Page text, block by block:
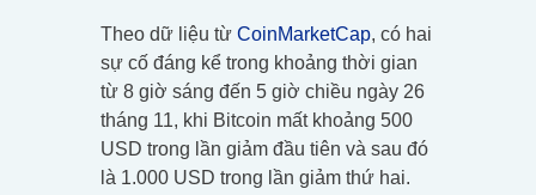
Theo dữ liệu từ CoinMarketCap, có hai
sự cố đáng kể trong khoảng thời gian
từ 8 giờ sáng đến 5 giờ chiều ngày 26
tháng 11, khi Bitcoin mất khoảng 500
USD trong lần giảm đầu tiên và sau đó
là 1.000 USD trong lần giảm thứ hai.